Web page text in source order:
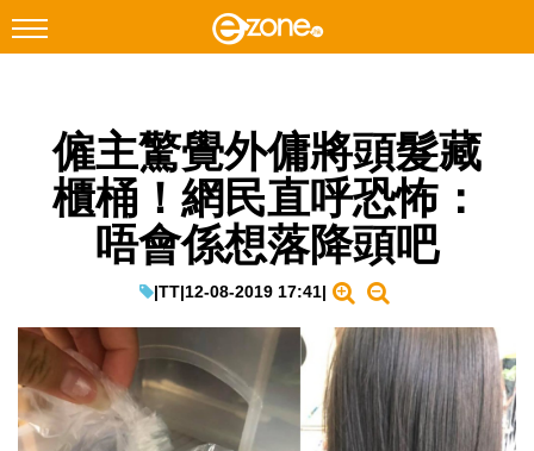
Facebook Instagram
科技焦點
教學評測
EduTech
IT Times
僱主驚覺外傭將頭髮藏
櫃桶！網民直呼恐怖：
唔會係想落降頭吧
|TT|12-08-2019 17:41|